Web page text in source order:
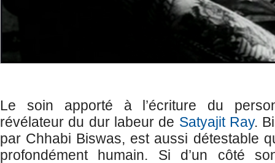
Le soin apporté à l’écriture du
révélateur du dur labeur de Satyajit Ray.
par Chhabi Biswas, est aussi détestable
profondément humain. Si d’un côté